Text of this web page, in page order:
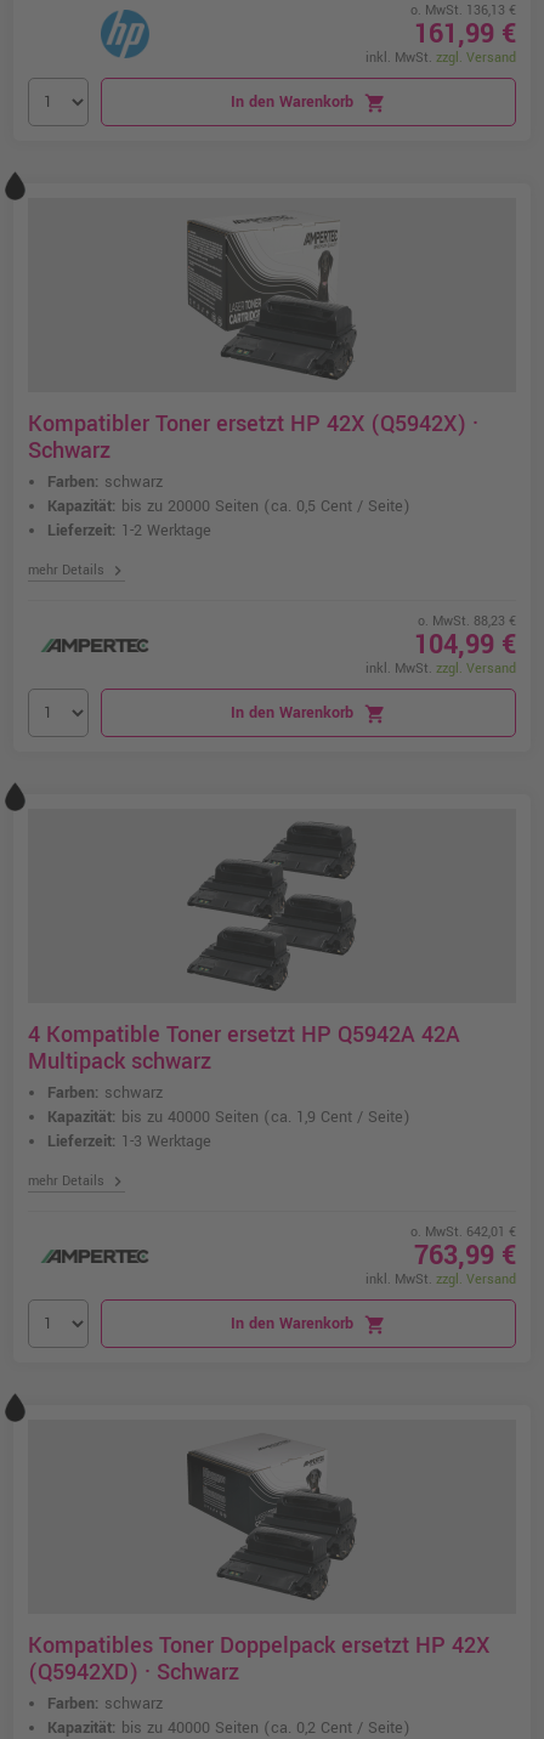
o. MwSt. 136,13 €
161,99 €
inkl. MwSt. zzgl. Versand
In den Warenkorb shopping_cart
Kompatibler Toner ersetzt HP 42X (Q5942X) ·
Schwarz
Farben: schwarz
Kapazität: bis zu 20000 Seiten (ca. 0,5 Cent / Seite)
Lieferzeit: 1-2 Werktage
mehr Details chevron_right
o. MwSt. 88,23 €
104,99 €
inkl. MwSt. zzgl. Versand
In den Warenkorb shopping_cart
4 Kompatible Toner ersetzt HP Q5942A 42A
Multipack schwarz
Farben: schwarz
Kapazität: bis zu 40000 Seiten (ca. 1,9 Cent / Seite)
Lieferzeit: 1-3 Werktage
mehr Details chevron_right
o. MwSt. 642,01 €
763,99 €
inkl. MwSt. zzgl. Versand
In den Warenkorb shopping_cart
Kompatibles Toner Doppelpack ersetzt HP 42X
(Q5942XD) · Schwarz
Farben: schwarz
Kapazität: bis zu 40000 Seiten (ca. 0,2 Cent / Seite)